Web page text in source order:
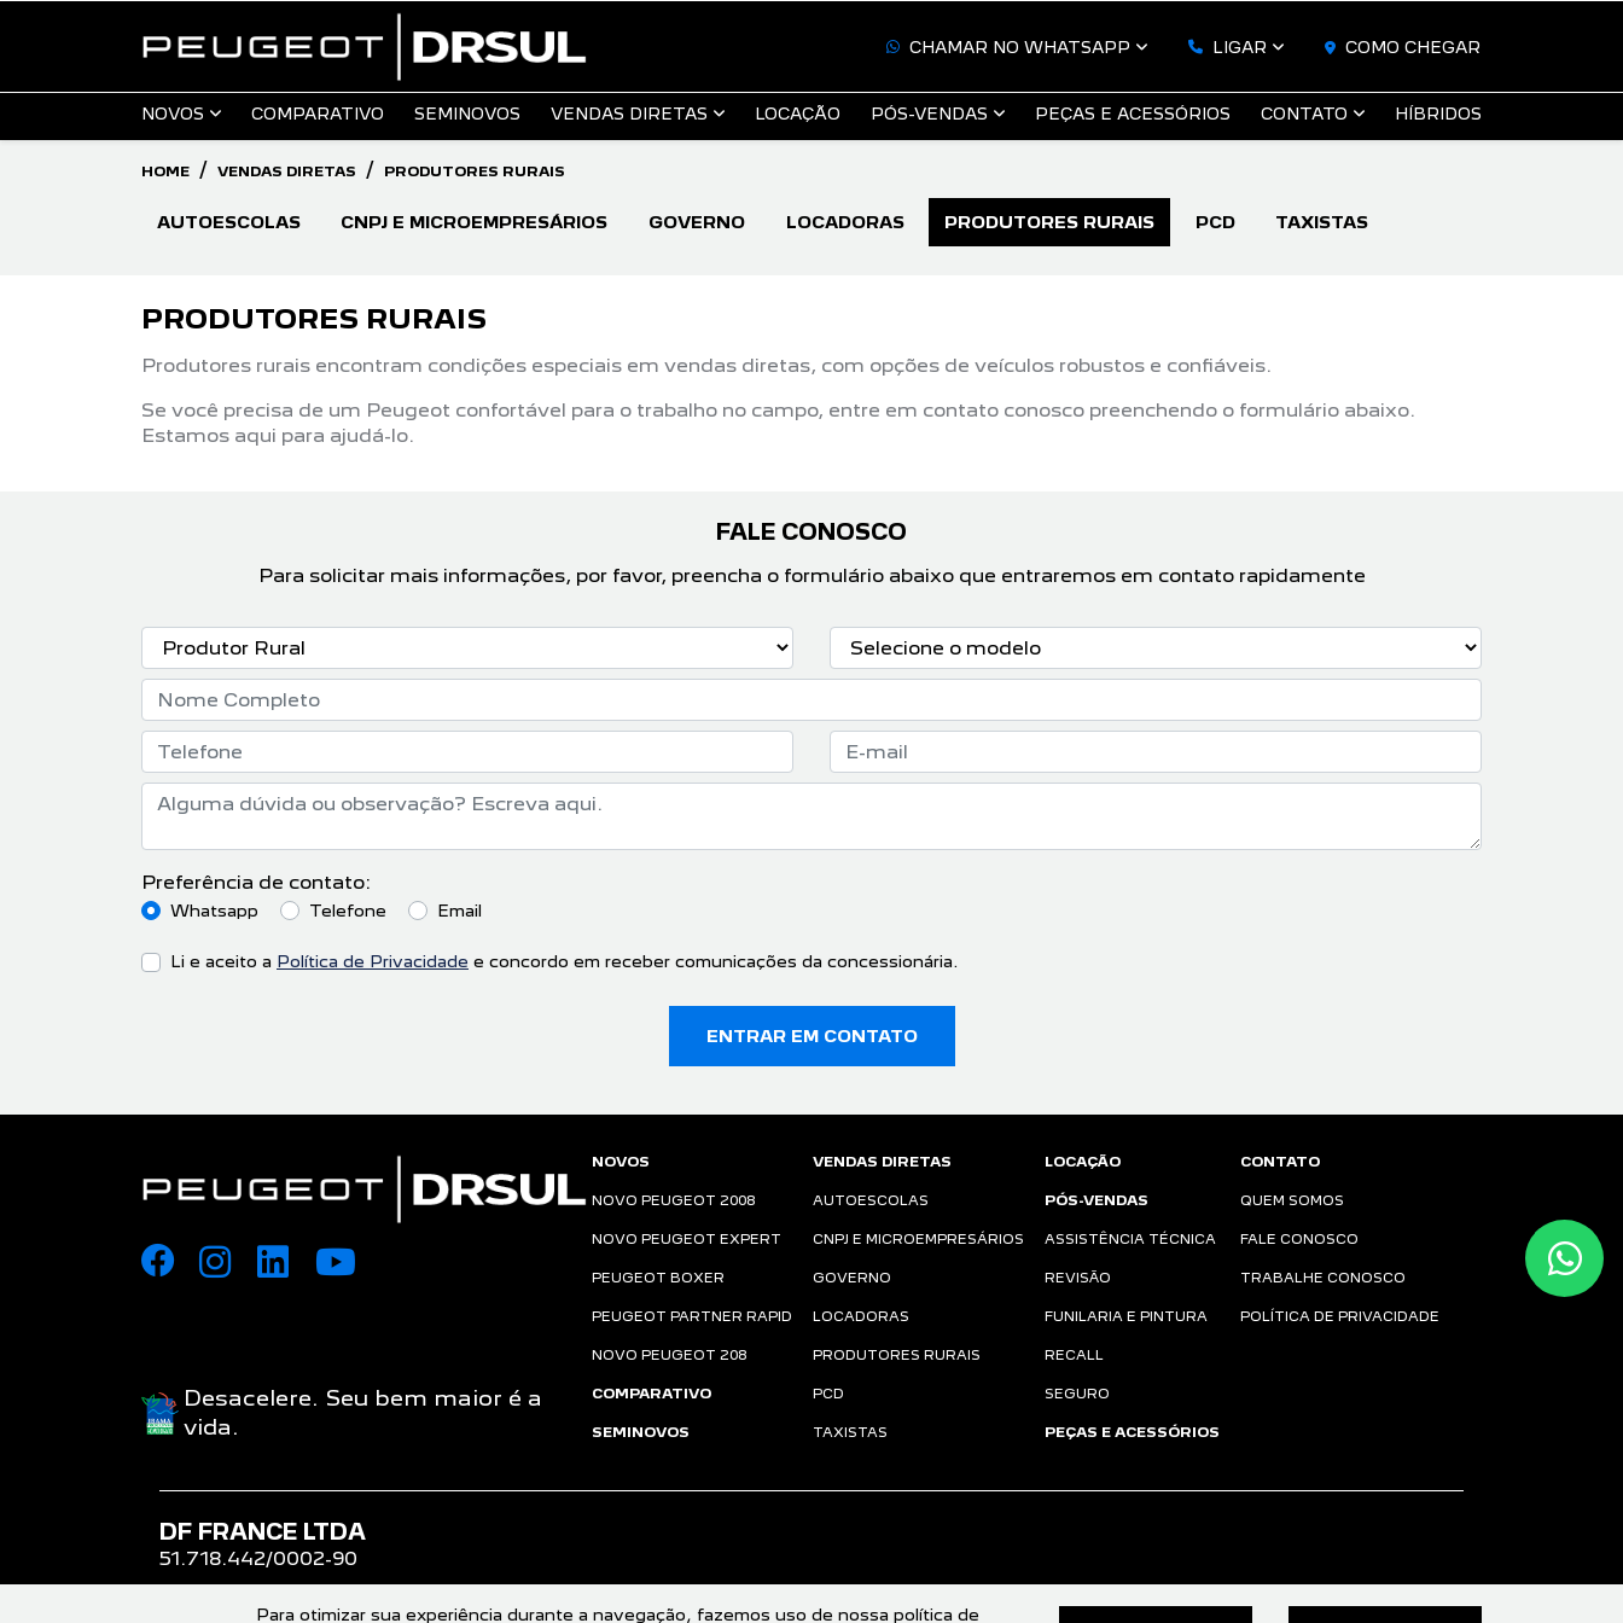
CHAMAR NO WHATSAPP LIGAR COMO CHEGAR
NOVOS COMPARATIVO SEMINOVOS VENDAS DIRETAS LOCAÇÃO PÓS-VENDAS PEÇAS E ACESSÓRIOS CONTATO HÍBRIDOS
HOME VENDAS DIRETAS PRODUTORES RURAIS
AUTOESCOLAS CNPJ E MICROEMPRESÁRIOS GOVERNO LOCADORAS PRODUTORES RURAIS PCD TAXISTAS
PRODUTORES RURAIS
Produtores rurais encontram condições especiais em vendas diretas, com opções de veículos robustos e confiáveis.
Se você precisa de um Peugeot confortável para o trabalho no campo, entre em contato conosco preenchendo o formulário abaixo.
Estamos aqui para ajudá-lo.
FALE CONOSCO
Para solicitar mais informações, por favor, preencha o formulário abaixo que entraremos em contato rapidamente
Preferência de contato:
Whatsapp Telefone Email
Li e aceito a Política de Privacidade e concordo em receber comunicações da concessionária.
ENTRAR EM CONTATO
Desacelere. Seu bem maior é a
vida.
NOVOS
NOVO PEUGEOT 2008
NOVO PEUGEOT EXPERT
PEUGEOT BOXER
PEUGEOT PARTNER RAPID
NOVO PEUGEOT 208
COMPARATIVO
SEMINOVOS
VENDAS DIRETAS
AUTOESCOLAS
CNPJ E MICROEMPRESÁRIOS
GOVERNO
LOCADORAS
PRODUTORES RURAIS
PCD
TAXISTAS
LOCAÇÃO
PÓS-VENDAS
ASSISTÊNCIA TÉCNICA
REVISÃO
FUNILARIA E PINTURA
RECALL
SEGURO
PEÇAS E ACESSÓRIOS
CONTATO
QUEM SOMOS
FALE CONOSCO
TRABALHE CONOSCO
POLÍTICA DE PRIVACIDADE
DF FRANCE LTDA
51.718.442/0002-90
Para otimizar sua experiência durante a navegação, fazemos uso de nossa política de